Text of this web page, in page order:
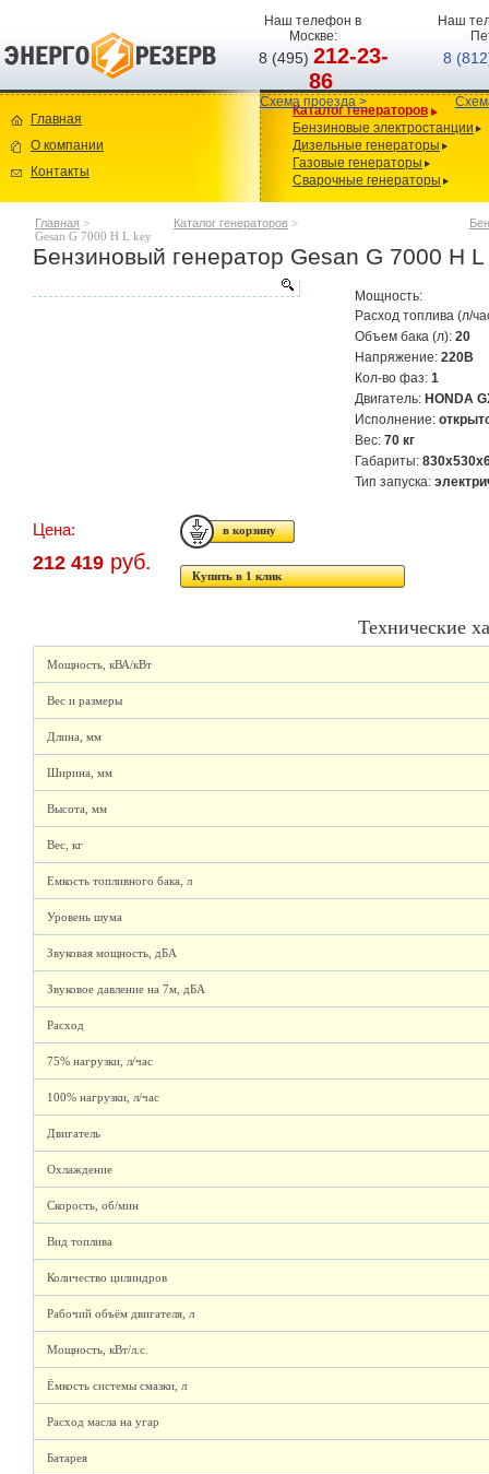
Наш телефон в
Москве:
8 (495)212-23-
86
Схема проезда >
Наш
8
Главная
О компании
Контакты
Каталог генераторов
Бензиновые электростанции
Дизельные генераторы
Газовые генераторы
Сварочные генераторы
Главная > Каталог генераторов >
Gesan G 7000 H L key
Бензиновый генератор Gesan G 7000 H
Мощность:
Расход топлива (л/
Объем бака (л): 20
Напряжение: 220В
Кол-во фаз: 1
Двигатель: HONDA
Исполнение:
Вес: 70 кг
Габариты:
Тип запуска:
Цена:
212 419 руб.
Купить в 1 клик
Технические
Мощность, кВА/кВт
Вес и размеры
Длина, мм
Ширина, мм
Высота, мм
Вес, кг
Емкость топливного бака, л
Уровень шума
Звуковая мощность, дБА
Звуковое давление на 7м, дБА
Расход
75% нагрузки, л/час
100% нагрузки, л/час
Двигатель
Охлаждение
Скорость, об/мин
Вид топлива
Количество цилиндров
Рабочий объём двигателя, л
Мощность, кВт/л.с.
Ёмкость системы смазки, л
Расход масла на угар
Батарея